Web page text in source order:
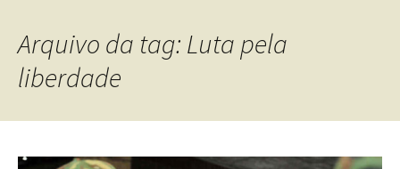
Arquivo da tag: Luta pela
liberdade